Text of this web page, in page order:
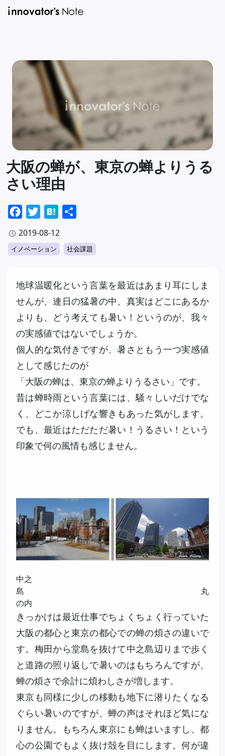
大阪の蝉が、東京の蝉よりうる
さい理由
FacebookTwitterHatena
2019-08-12
イノベーション 社会課題
地球温暖化という言葉を最近はあまり耳にしま
せんが、連日の猛暑の中、真実はどこにあるか
よりも、どう考えても暑い！というのが、我々
の実感値ではないでしょうか。
個人的な気付きですが、暑さともう一つ実感値
として感じたのが
「大阪の蝉は、東京の蝉よりうるさい」です。
昔は蝉時雨という言葉には、騒々しいだけでな
く、どこか涼しげな響きもあった気がします。
でも、最近はただただ暑い！うるさい！という
印象で何の風情も感じません。
中之
島 丸
の内
きっかけは最近仕事でちょくちょく行っていた
大阪の都心と東京の都心での蝉の煩さの違いで
す。梅田から堂島を抜けて中之島辺りまで歩く
と道路の照り返しで暑いのはもちろんですが、
蝉の煩さで余計に煩わしさが増します。
東京も同様に少しの移動も地下に潜りたくなる
ぐらい暑いのですが、蝉の声はそれほど気にな
りません。もちろん東京にも蝉はいますし、都
心の公園でもよく抜け殻を目にします。何が違